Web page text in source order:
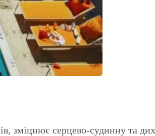
зміцнює серцево-судинну та